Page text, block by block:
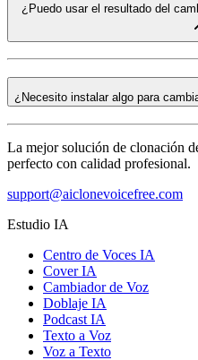
¿Puedo usar el resultado del
¿Necesito instalar algo para
La mejor solución de clonación
perfecto con calidad profesional.
support@aiclonevoicefree.com
Estudio IA
Centro de Voces IA
Cover IA
Cambiador de Voz
Doblaje IA
Podcast IA
Texto a Voz
Voz a Texto